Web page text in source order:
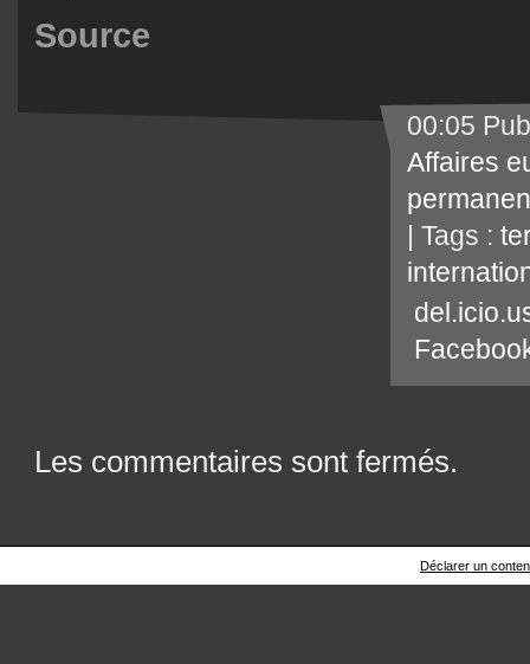
Source
00:05
Affaires
| Tags :
Les commentaires sont fermés.
Déclarer un